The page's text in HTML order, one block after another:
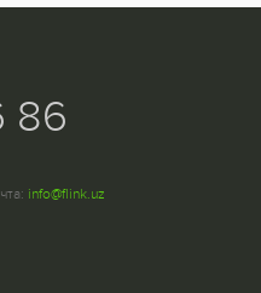
86
info@flink.uz